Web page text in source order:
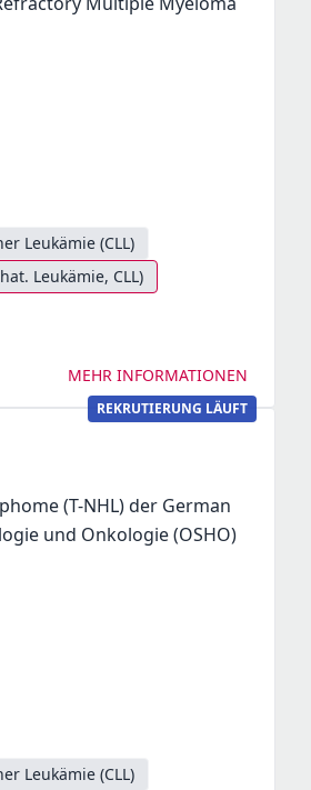
Leukämie (CLL)
Leukämie, CLL)
MEHR INFORMATIONEN
REKRUTIERUNG LÄUFT
(T-NHL) der German
und Onkologie (OSHO)
Leukämie (CLL)